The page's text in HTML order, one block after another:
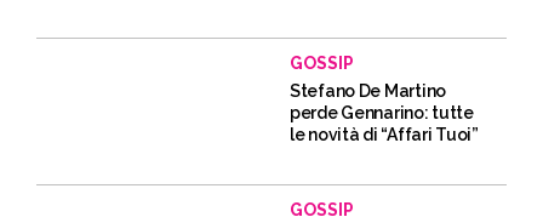
GOSSIP
Stefano De Martino
perde Gennarino: tutte
le novità di “Affari Tuoi”
GOSSIP